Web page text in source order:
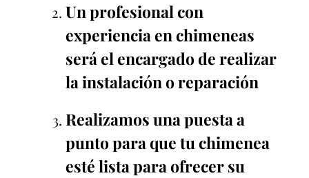
Un profesional con
experiencia en chimeneas
será el encargado de realizar
la instalación o reparación
Realizamos una puesta a
punto para que tu chimenea
esté lista para ofrecer su